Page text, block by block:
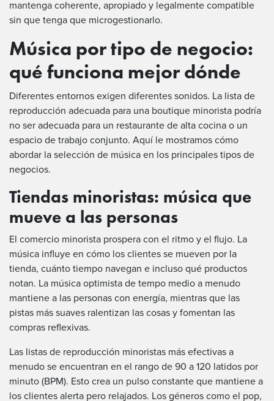
mantenga coherente, apropiado y legalmente compatible
sin que tenga que microgestionarlo.
Música por tipo de negocio:
qué funciona mejor dónde
Diferentes entornos exigen diferentes sonidos. La lista de
reproducción adecuada para una boutique minorista podría
no ser adecuada para un restaurante de alta cocina o un
espacio de trabajo conjunto. Aquí le mostramos cómo
abordar la selección de música en los principales tipos de
negocios.
Tiendas minoristas: música que
mueve a las personas
El comercio minorista prospera con el ritmo y el flujo. La
música influye en cómo los clientes se mueven por la
tienda, cuánto tiempo navegan e incluso qué productos
notan. La música optimista de tempo medio a menudo
mantiene a las personas con energía, mientras que las
pistas más suaves ralentizan las cosas y fomentan las
compras reflexivas.
Las listas de reproducción minoristas más efectivas a
menudo se encuentran en el rango de 90 a 120 latidos por
minuto (BPM). Esto crea un pulso constante que mantiene a
los clientes alerta pero relajados. Los géneros como el pop,